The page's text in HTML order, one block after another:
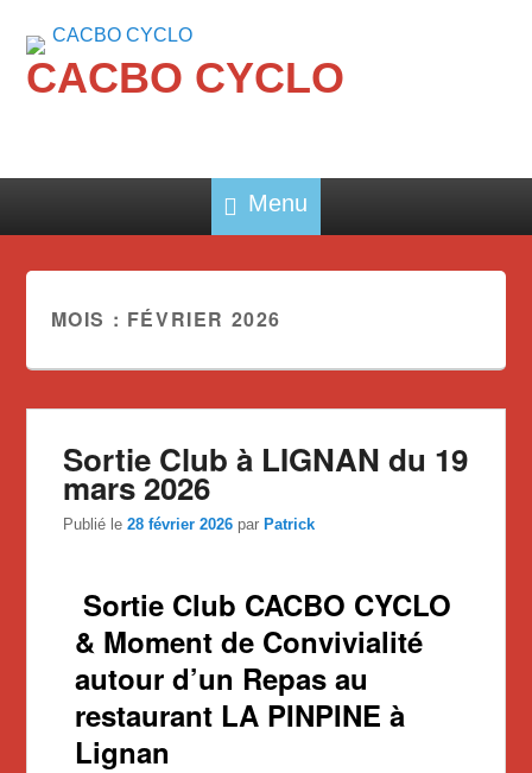
CACBO CYCLO
Menu
MOIS : FÉVRIER 2026
Sortie Club à LIGNAN du 19
mars 2026
Publié le28 février 2026 par Patrick
Sortie Club CACBO CYCLO
& Moment de Convivialité
autour d’un Repas au
restaurant LA PINPINE à
Lignan